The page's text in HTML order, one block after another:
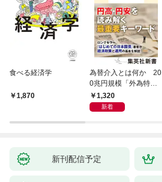
食べる経済学
1,870
為替介入とは何か 20
0兆円規模「外為特
会」が生まれた謎
1,320
新着
新刊配信予定